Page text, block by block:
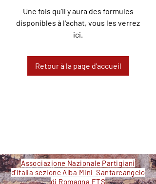
Une fois qu'il y aura des formules
disponibles à l'achat, vous les verrez
ici.
Retour à la page d'accueil
Associazione Nazionale Partigiani
d'Italia sezione Alba Mini Santarcangelo
di Romagna ETS